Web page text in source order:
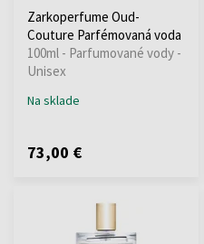
Zarkoperfume Oud-
Couture Parfémovaná voda
100ml - Parfumované vody -
Unisex
Na sklade
73,00 €